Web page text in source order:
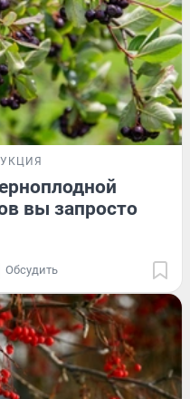
вы запросто
Обсудить